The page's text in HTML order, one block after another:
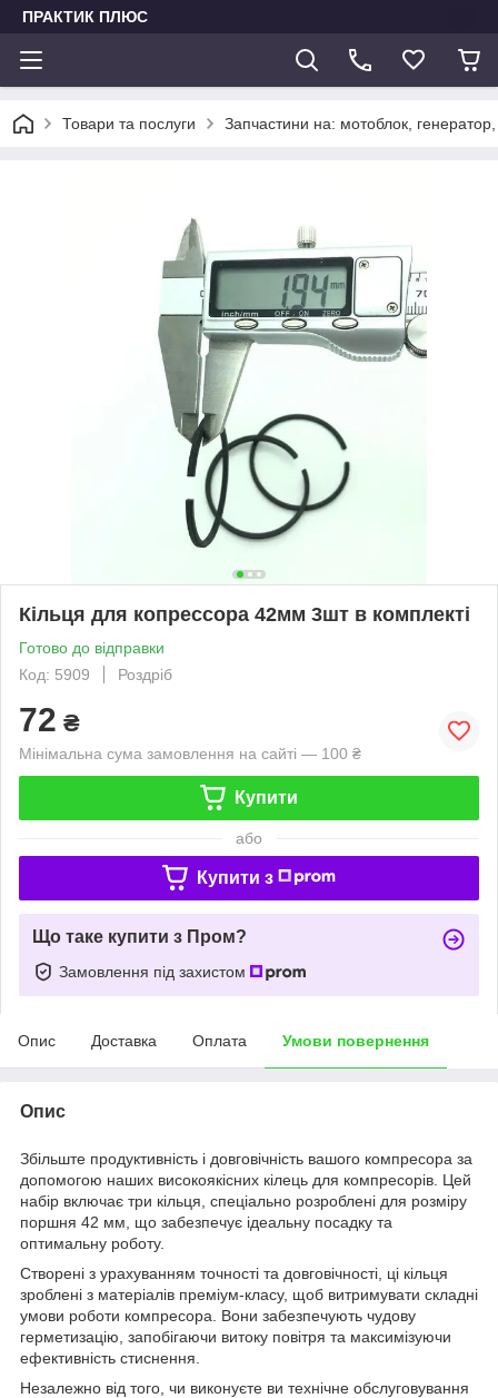
ПРАКТИК ПЛЮС
Товари та послуги Запчастини на: мотоблок,
Кільця для копрессора 42мм 3шт в комплекті
Готово до відправки
Код: 5909
Роздріб
72 ₴
Мінімальна сума замовлення на сайті — 100 ₴
Купити
або
Купити з
Що таке купити з Пром?
Замовлення під захистом
Опис Доставка Оплата Умови повернення
Опис
Збільште продуктивність і довговічність вашого компресора за
допомогою наших високоякісних кілець для компресорів. Цей
набір включає три кільця, спеціально розроблені для розміру
поршня 42 мм, що забезпечує ідеальну посадку та
оптимальну роботу.
Створені з урахуванням точності та довговічності, ці кільця
зроблені з матеріалів преміум-класу, щоб витримувати складні
умови роботи компресора. Вони забезпечують чудову
герметизацію, запобігаючи витоку повітря та максимізуючи
ефективність стиснення.
Незалежно від того, чи виконуєте ви технічне обслуговування